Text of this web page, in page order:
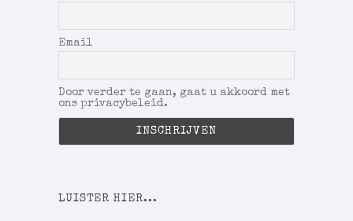
Email
Door verder te gaan, gaat u akkoord met
ons privacybeleid.
LUISTER HIER...